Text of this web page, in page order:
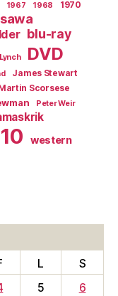
1967 1968
1970
blu-ray
DVD
James Stewart
Scorsese
Peter Weir
western
L
S
5 6